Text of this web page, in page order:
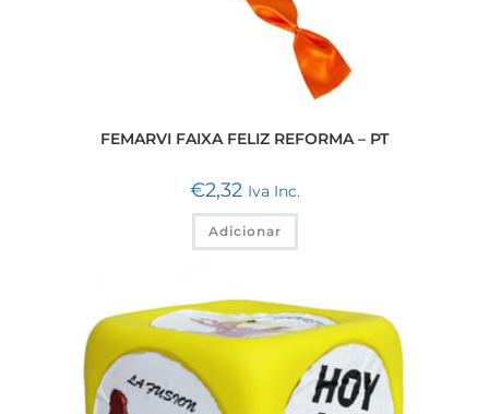
FEMARVI FAIXA FELIZ REFORMA – PT
€2,32 Iva Inc.
Adicionar